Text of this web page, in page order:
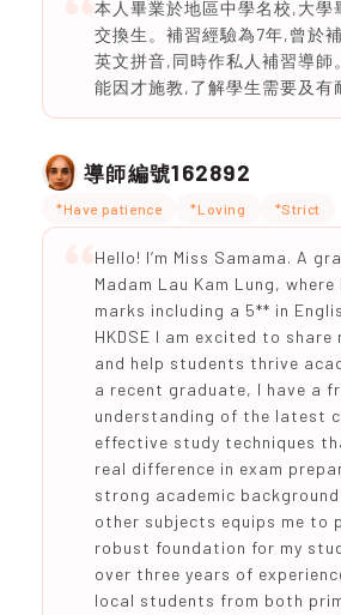
本人畢業於地區中學名校,大學
交換生。補習經驗為7年,曾於
英文拼音,同時作私人補習導師
能因才施教,了解學生需要及有
導師編號162892
*Have patience *Loving *Strict
Hello! I’m Miss Samama. A
Madam Lau Kam Lung,
marks including a 5** in
HKDSE I am excited to share
and help students thrive
a recent graduate, I have a
understanding of the latest
effective study techniques
real difference in exam
strong academic background
other subjects equips me to
robust foundation for my
over three years of
local students from both